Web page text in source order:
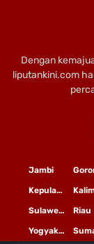
Dengan
liputankini.com
Jambi
Kepulauan Riau
Riau
Sulawesi Selatan
Yogyakarta